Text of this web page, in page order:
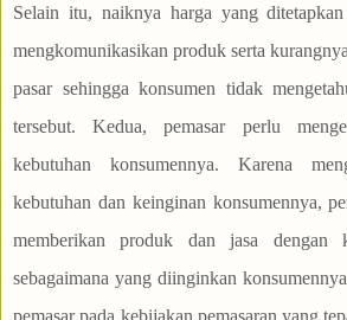
Selain itu, naiknya harga yang
mengkomunikasikan produk serta
pasar sehingga konsumen tidak
tersebut. Kedua, pemasar perlu
kebutuhan konsumennya. Karena
kebutuhan dan keinginan konsumennya,
memberikan produk dan jasa dengan
sebagaimana yang diinginkan
pemasar pada kebijakan pemasaran yang